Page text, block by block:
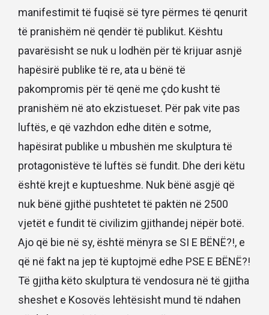
manifestimit të fuqisë së tyre përmes të qenurit
të pranishëm në qendër të publikut. Kështu
pavarësisht se nuk u lodhën për të krijuar asnjë
hapësirë publike të re, ata u bënë të
pakompromis për të qenë me çdo kusht të
pranishëm në ato ekzistueset. Për pak vite pas
luftës, e që vazhdon edhe ditën e sotme,
hapësirat publike u mbushën me skulptura të
protagonistëve të luftës së fundit. Dhe deri këtu
është krejt e kuptueshme. Nuk bënë asgjë që
nuk bënë gjithë pushtetet të paktën në 2500
vjetët e fundit të civilizim gjithandej nëpër botë.
Ajo që bie në sy, është mënyra se SI E BËNË?!, e
që në fakt na jep të kuptojmë edhe PSE E BËNË?!
Të gjitha këto skulptura të vendosura në të gjitha
sheshet e Kosovës lehtësisht mund të ndahen